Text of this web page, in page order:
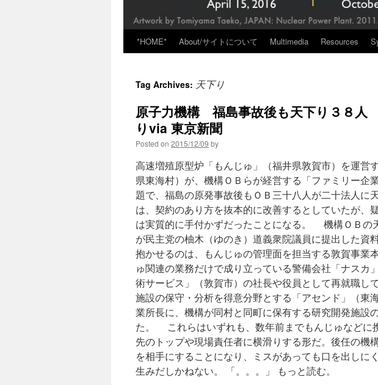
*HOME* About/サイトについて Multimedia Resources
Tag Archives: 天下り
原子力機構 福島事故後も天下り３８
りvia 東京新聞
Posted on 2015/12/09 by
高速増殖原型炉「もんじゅ」（福井県敦賀市）を運営
県東海村）が、機構ＯＢらが経営する「ファミリー企
題で、福島の原発事故後もＯＢ三十八人が二十法人に
は、契約のあり方を抜本的に改善するとしていたが、
は実質的に手付かずだったことになる。 機構ＯＢの
が民主党の柚木（ゆのき）道義衆院議員に提出した
抱かせるのは、もんじゅの管理面を担当する敦賀事業
ゅ関連の業務だけで成り立っている警備会社「ナスカ
術サービス」（敦賀市）の社長や役員として再就職
施設の保守・分析を得意分野とする「アセンド」（東
業所長に、機構が同村と同町に保有する研究開発施設
た。 これらはいずれも、数年前までもんじゅなどに
先のトップや現場責任者に横滑りする形だ。後任の機
を相手にすることになり、ミスがあっても口を出しに
生みだしかねない。 「。。。」 もっと読む。